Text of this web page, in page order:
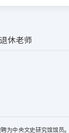
休老师
为中央文史研究馆馆员。